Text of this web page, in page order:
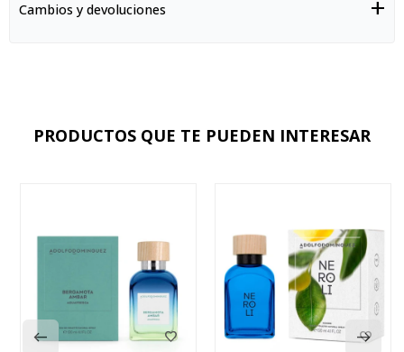
Cambios y devoluciones
PRODUCTOS QUE TE PUEDEN INTERESAR